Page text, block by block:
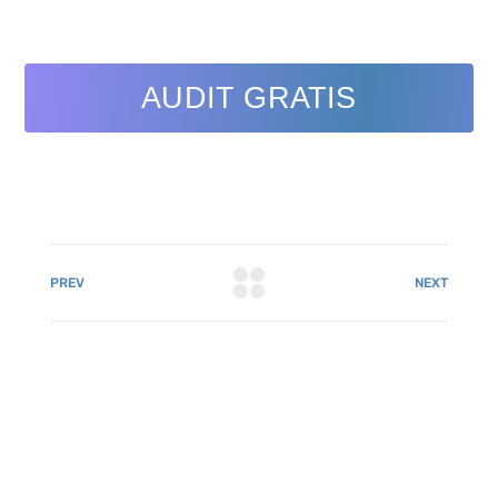
AUDIT GRATIS
PREV NEXT